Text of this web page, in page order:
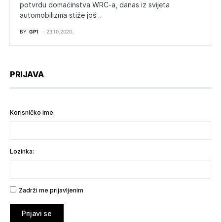
potvrdu domaćinstva WRC-a, danas iz svijeta
automobilizma stiže još…
BY GP1 23.10.2020.
PRIJAVA
Korisničko ime:
Lozinka:
Zadrži me prijavljenim
Prijavi se